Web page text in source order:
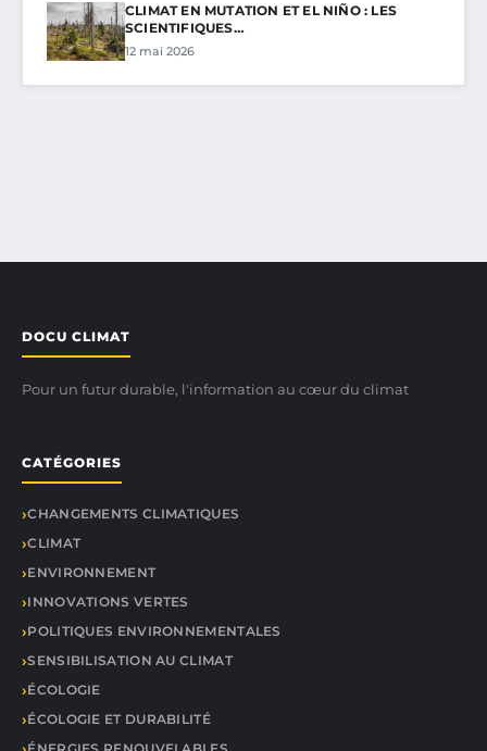
CLIMAT EN MUTATION ET EL NIÑO : LES
SCIENTIFIQUES…
12 mai 2026
DOCU CLIMAT
Pour un futur durable, l'information au cœur du climat
CATÉGORIES
CHANGEMENTS CLIMATIQUES
CLIMAT
ENVIRONNEMENT
INNOVATIONS VERTES
POLITIQUES ENVIRONNEMENTALES
SENSIBILISATION AU CLIMAT
ÉCOLOGIE
ÉCOLOGIE ET DURABILITÉ